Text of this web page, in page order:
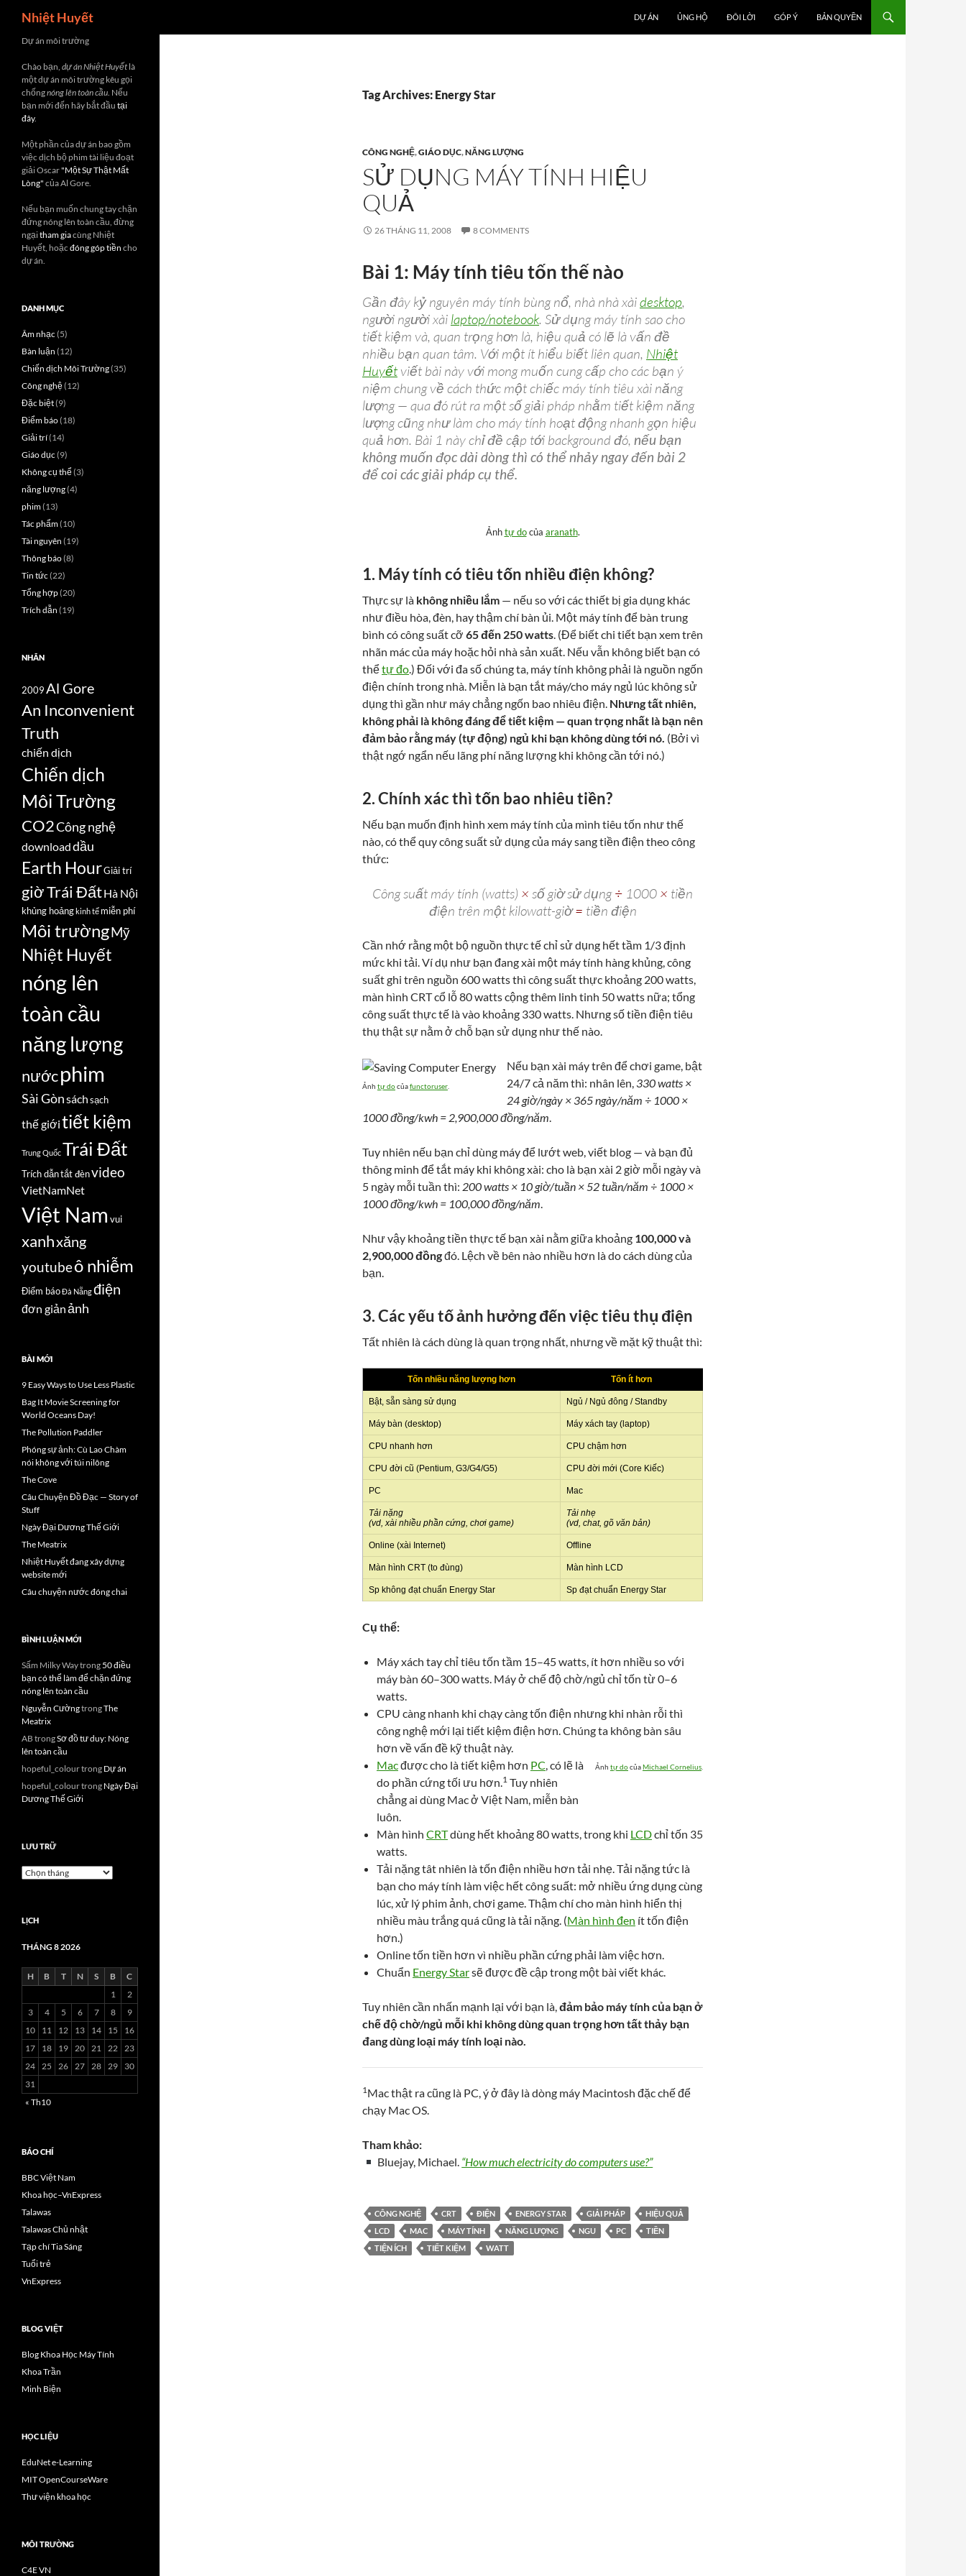
content
Nhiệt Huyết DỰ ÁN ỦNG HỘ ĐÔI LỜI GÓP Ý BẢN QUYỀN
Tag Archives: Energy Star
CÔNG NGHỆ,GIÁO DỤC,NĂNG LƯỢNG
SỬ DỤNG MÁY TÍNH HIỆU
QUẢ
26 THÁNG 11, 2008 8 COMMENTS
Bài 1: Máy tính tiêu tốn thế nào
Gần đây kỷ nguyên máy tính bùng nổ, nhà nhà xàidesktop,
người người xài laptop/notebook. Sử dụng máy tính sao cho
tiết kiệm và, quan trọng hơn là, hiệu quả có lẽ là vấn đề
nhiều bạn quan tâm. Với một ít hiểu biết liên quan, Nhiệt
Huyếtviết bài này với mong muốn cung cấp cho các bạn ý
niệm chung về cách thức một chiếc máy tính tiêu xài năng
lượng — qua đó rút ra một số giải pháp nhằm tiết kiệm năng
lượng cũng như làm cho máy tính hoạt động nhanh gọn hiệu
quả hơn. Bài 1 này chỉ đề cập tới background đó, nếu bạn
không muốn đọc dài dòng thì có thể nhảy ngay đến bài 2
để coi các giải pháp cụ thể.
Ảnhtự docủa aranath.
1. Máy tính có tiêu tốn nhiều điện không?
Thực sự là không nhiều lắm — nếu so với các thiết bị gia dụng khác
như điều hòa, đèn, hay thậm chí bàn ủi. Một máy tính để bàn trung
bình có công suất cỡ 65 đến 250 watts. (Để biết chi tiết bạn xem trên
nhãn mác của máy hoặc hỏi nhà sản xuất. Nếu vẫn không biết bạn có
thểtự đo.) Đối với đa số chúng ta, máy tính không phải là nguồn ngốn
điện chính trong nhà. Miễn là bạn tắt máy/cho máy ngủ lúc không sử
dụng thì gần như máy chẳng ngốn bao nhiêu điện. Nhưng tất nhiên,
không phải là không đáng để tiết kiệm — quan trọng nhất là bạn nên
đảm bảo rằng máy (tự động) ngủ khi bạn không dùng tới nó. (Bởi vì
thật ngớ ngẩn nếu lãng phí năng lượng khi không cần tới nó.)
2. Chính xác thì tốn bao nhiêu tiền?
Nếu bạn muốn định hình xem máy tính của mình tiêu tốn như thế
nào, có thể quy công suất sử dụng của máy sang tiền điện theo công
thức:
Công suất máy tính (watts) × số giờ sử dụng÷ 1000 × tiền
điện trên một kilowatt-giờ= tiền điện
Cần nhớ rằng một bộ nguồn thực tế chỉ sử dụng hết tầm 1/3 định
mức khi tải. Ví dụ như bạn đang xài một máy tính hàng khủng, công
suất ghi trên nguồn 600 watts thì công suất thực khoảng 200 watts,
màn hình CRT cổ lỗ 80 watts cộng thêm linh tinh 50 watts nữa; tổng
công suất thực tế là vào khoảng 330 watts. Nhưng số tiền điện tiêu
thụ thật sự nằm ở chỗ bạn sử dụng như thế nào.
Ảnh tự docủafunctoruser
Nếu bạn xài máy trên để chơi game, bật
24/7 cả năm thì: nhân lên, 330 watts ×
24 giờ/ngày × 365 ngày/năm ÷ 1000 ×
1000 đồng/kwh = 2,900,000 đồng/năm.
Tuy nhiên nếu bạn chỉ dùng máy để lướt web, viết blog — và bạn đủ
thông minh để tắt máy khi không xài: cho là bạn xài 2 giờ mỗi ngày và
5 ngày mỗi tuần thì: 200 watts × 10 giờ/tuần × 52 tuần/năm ÷ 1000 ×
1000 đồng/kwh = 100,000 đồng/năm.
Như vậy khoảng tiền thực tế bạn xài nằm giữa khoảng 100,000 và
2,900,000 đồngđó. Lệch về bên nào nhiều hơn là do cách dùng của
bạn.
3. Các yếu tố ảnh hưởng đến việc tiêu thụ điện
Tất nhiên là cách dùng là quan trọng nhất, nhưng về mặt kỹ thuật thì:
Tốn nhiều năng lượng hơn Tốn ít hơn
Bật, sẵn sàng sử dụng Ngủ / Ngủ đông / Standby
Máy bàn (desktop) Máy xách tay (laptop)
CPU nhanh hơn CPU chậm hơn
CPU đời cũ (Pentium, G3/G4/G5) CPU đời mới (Core Kiếc)
PC Mac
Tải nặng
(vd, xài nhiều phần cứng, chơi game)
Tải nhẹ
(vd, chat, gõ văn bản)
Online (xài Internet) Offline
Màn hình CRT (to đùng) Màn hình LCD
Sp không đạt chuẩn Energy Star Sp đạt chuẩn Energy Star
Cụ thể:
Máy xách tay chỉ tiêu tốn tầm 15–45 watts, ít hơn nhiều so với
máy bàn 60–300 watts. Máy ở chế độ chờ/ngủ chỉ tốn từ 0–6
watts.
CPU càng nhanh khi chạy càng tốn điện nhưng khi nhàn rỗi thì
công nghệ mới lại tiết kiệm điện hơn. Chúng ta không bàn sâu
hơn về vấn đề kỹ thuật này.
Ảnh tự docủaMichael Cornelius
Macđược cho là tiết kiệm hơn PC, có lẽ là
do phần cứng tối ưu hơn.1 Tuy nhiên
chẳng ai dùng Mac ở Việt Nam, miễn bàn
luôn.
Màn hình CRTdùng hết khoảng 80 watts, trong khi LCDchỉ tốn 35
watts.
Tải nặng tât nhiên là tốn điện nhiều hơn tải nhẹ. Tải nặng tức là
bạn cho máy tính làm việc hết công suất: mở nhiều ứng dụng cùng
lúc, xử lý phim ảnh, chơi game. Thậm chí cho màn hình hiển thị
nhiều màu trắng quá cũng là tải nặng. (Màn hình đen ít tốn điện
hơn.)
Online tốn tiền hơn vì nhiều phần cứng phải làm việc hơn.
Chuẩn Energy Starsẽ được đề cập trong một bài viết khác.
Tuy nhiên cần nhấn mạnh lại với bạn là,đảm bảo máy tính của bạn ở
chế độ chờ/ngủ mỗi khi không dùng quan trọng hơn tất thảy bạn
đang dùng loại máy tính loại nào.
1 Mac thật ra cũng là PC, ý ở đây là dòng máy Macintosh đặc chế để
chạy Mac OS.
Tham khảo:
Bluejay, Michael. “How much electricity do computers use?”
CÔNG NGHỆ CRT ĐIỆN ENERGY STAR GIẢI PHÁP
HIỆU QUẢ
LCD
MAC MÁY TÍNH NĂNG LƯỢNG NGU PC
TIỀN
TIỆN ÍCH
TIẾT KIỆM WATT
Dự án môi trường
Chào bạn, dự án Nhiệt Huyết là
một dự án môi trường kêu gọi
chốngnóng lên toàn cầu. Nếu
bạn mới đến hãy bắt đầu tại
đây.
Một phần của dự án bao gồm
việc dịch bộ phim tài liệu đoạt
giải Oscar"Một Sự Thật Mất
Lòng" của Al Gore.
Nếu bạn muốn chung tay chặn
đứng nóng lên toàn cầu, đừng
ngạitham giacùng Nhiệt
Huyết, hoặc đóng góp tiền cho
dự án.
DANH MỤC
Âm nhạc (5)
Bàn luận (12)
Chiến dịch Môi Trường(35)
Công nghệ (12)
Đặc biệt(9)
Điểm báo(18)
Giải trí(14)
Giáo dục (9)
Không cụ thể (3)
năng lượng(4)
phim(13)
Tác phẩm(10)
Tài nguyên (19)
Thông báo(8)
Tin tức (22)
Tổng hợp(20)
Trích dẫn (19)
NHÃN
2009Al Gore
An Inconvenient
Truth
chiến dịch
Chiến dịch
Môi Trường
CO2Công nghệ
downloaddầu
Earth HourGiải trí
giờ Trái ĐấtHà Nội
khủng hoảngkinh tế miễn phí
Môi trườngMỹ
Nhiệt Huyết
nóng lên
toàn cầu
năng lượng
nướcphim
Sài Gònsáchsạch
thế giớitiết kiệm
Trung QuốcTrái Đất
Trích dẫntắt đènvideo
VietNamNet
Việt Nam vui
xanhxăng
youtubeô nhiễm
Điểm báoĐà Nẵngđiện
đơn giảnảnh
BÀI MỚI
9 Easy Ways to Use Less Plastic
Bag It Movie Screening for
World Oceans Day!
The Pollution Paddler
Phóng sự ảnh: Cù Lao Chàm
nói không với túi nilông
The Cove
Câu Chuyện Đồ Đạc — Story of
Stuff
Ngày Đại Dương Thế Giới
The Meatrix
Nhiệt Huyết đang xây dựng
website mới
Câu chuyện nước đóng chai
BÌNH LUẬN MỚI
Sấm Milky Waytrong50 điều
bạn có thể làm để chặn đứng
nóng lên toàn cầu
Nguyễn CườngtrongThe
Meatrix
AB trongSơ đồ tư duy: Nóng
lên toàn cầu
hopeful_colourtrong Dự án
hopeful_colourtrong Ngày Đại
Dương Thế Giới
LƯU TRỮ
Lưu
LỊCH
THÁNG 8 2026
H B T N S B
C
1
2
3
4 5 6 7 8
9
10
11 12 13 14 15
16
17
18 19 20 21 22 23
24 25 26 27 28 29
30
31
« Th10
BÁO CHÍ
BBC Việt Nam
Khoa học–VnExpress
Talawas
Talawas Chủ nhật
Tạp chí Tia Sáng
Tuổi trẻ
VnExpress
BLOG VIỆT
Blog Khoa Học Máy Tính
Khoa Trần
Minh Biện
HỌC LIỆU
EduNet e-Learning
MIT OpenCourseWare
Thư viện khoa học
MÔI TRƯỜNG
C4E VN